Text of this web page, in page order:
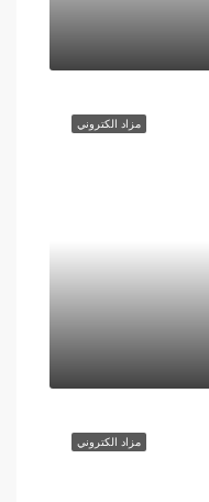
مزاد الكتروني
مزاد الكتروني